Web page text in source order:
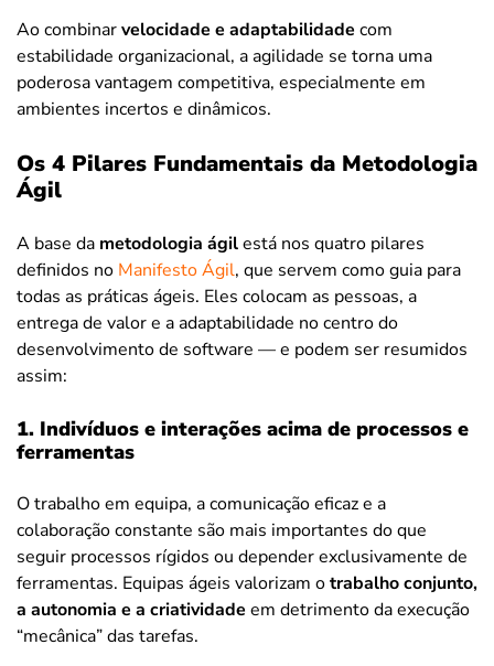
Ao combinarvelocidade e adaptabilidade com
estabilidade organizacional, a agilidade se torna uma
poderosa vantagem competitiva, especialmente em
ambientes incertos e dinâmicos.
Os 4 Pilares Fundamentais da Metodologia
Ágil
A base da metodologia ágilestá nos quatro pilares
definidos no Manifesto Ágil, que servem como guia para
todas as práticas ágeis. Eles colocam as pessoas, a
entrega de valor e a adaptabilidade no centro do
desenvolvimento de software — e podem ser resumidos
assim:
1. Indivíduos e interações acima de processos e
ferramentas
O trabalho em equipa, a comunicação eficaz e a
colaboração constante são mais importantes do que
seguir processos rígidos ou depender exclusivamente de
ferramentas. Equipas ágeis valorizam otrabalho conjunto,
a autonomia e a criatividade em detrimento da execução
“mecânica” das tarefas.